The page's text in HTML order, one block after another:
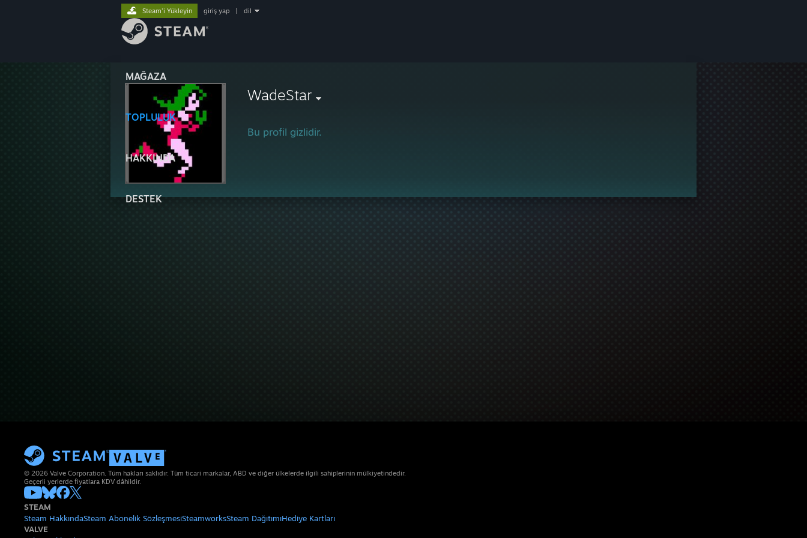
MAĞAZA
TOPLULUK
HAKKINDA
DESTEK
Steam'i Yükleyin giriş yap dil
WadeStar
Bu profil gizlidir.
© 2026 Valve Corporation. Tüm hakları saklıdır. Tüm ticari markalar, ABD ve diğer ülkelerde ilgili sahiplerinin mülkiyetindedir.
Geçerli yerlerde fiyatlara KDV dâhildir.
STEAM
Steam HakkındaSteam Abonelik SözleşmesiSteamworksSteam DağıtımıHediye Kartları
VALVE